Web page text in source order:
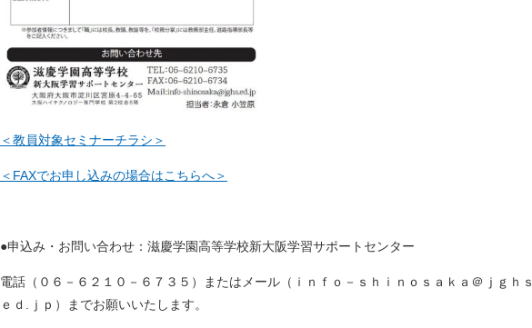
＜教員対象セミナーチラシ＞
＜FAXでお申し込みの場合はこちらへ＞
●申込み・お問い合わせ：滋慶学園高等学校新大阪学習サポートセンター
電話（０６－６２１０－６７３５）またはメール（ｉｎｆｏ－ｓｈｉｎｏｓａｋａ＠ｊｇｈｓ.
ｅｄ.ｊｐ）までお願いいたします。